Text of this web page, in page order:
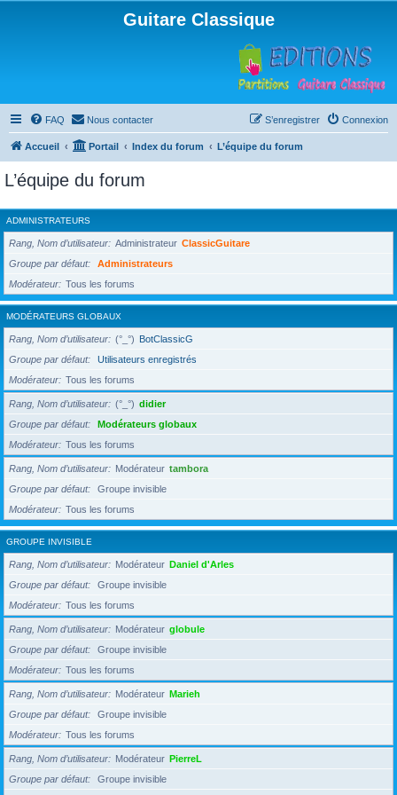
Guitare Classique
FAQ Nous contacter Connexion
S’enregistrer
Accueil Portail Index du forum L’équipe du forum
L’équipe du forum
ADMINISTRATEURS
Rang, Nom d’utilisateur Administrateur ClassicGuitare
Groupe par défaut
Administrateurs
Modérateur
Tous les forums
MODÉRATEURS GLOBAUX
Rang, Nom d’utilisateur (°_°) BotClassicG
Groupe par défaut
Utilisateurs enregistrés
Modérateur
Tous les forums
Rang, Nom d’utilisateur (°_°) didier
Groupe par défaut
Modérateurs globaux
Modérateur
Tous les forums
Rang, Nom d’utilisateur Modérateur tambora
Groupe par défaut
Groupe invisible
Modérateur
Tous les forums
GROUPE INVISIBLE
Rang, Nom d’utilisateur Modérateur Daniel d'Arles
Groupe par défaut
Groupe invisible
Modérateur
Tous les forums
Rang, Nom d’utilisateur Modérateur globule
Groupe par défaut
Groupe invisible
Modérateur
Tous les forums
Rang, Nom d’utilisateur Modérateur Marieh
Groupe par défaut
Groupe invisible
Modérateur
Tous les forums
Rang, Nom d’utilisateur Modérateur PierreL
Groupe par défaut
Groupe invisible